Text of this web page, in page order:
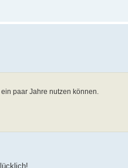
paar Jahre nutzen können.